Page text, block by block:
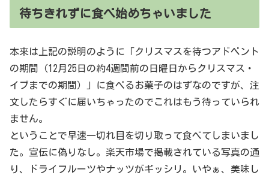
待ちきれずに食べ始めちゃいました
本来は上記の説明のように「クリスマスを待つアドベント
の期間（12月25日の約4週間前の日曜日からクリスマス・
イブまでの期間）」に食べるお菓子のはずなのですが、注
文したらすぐに届いちゃったのでこれはもう待っていられ
ません。
ということで早速一切れ目を切り取って食べてしまいまし
た。宣伝に偽りなし。楽天市場で掲載されている写真の通
り、ドライフルーツやナッツがギッシリ。いやぁ、美味し